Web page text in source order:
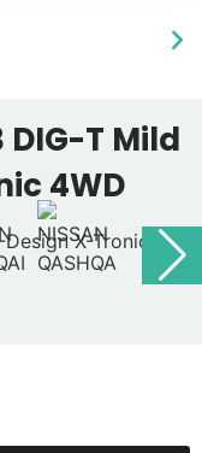
DIG-T Mild
4WD